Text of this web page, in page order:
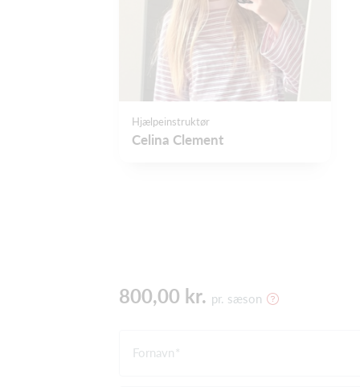
Hjælpeinstruktør
Celina Clement
800,00 kr. pr. sæson
Fornavn